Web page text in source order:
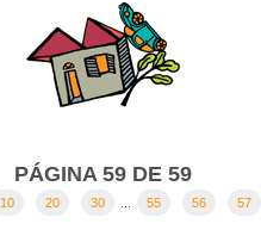
PÁGINA 59 DE 59
10 20 30 55 56 57